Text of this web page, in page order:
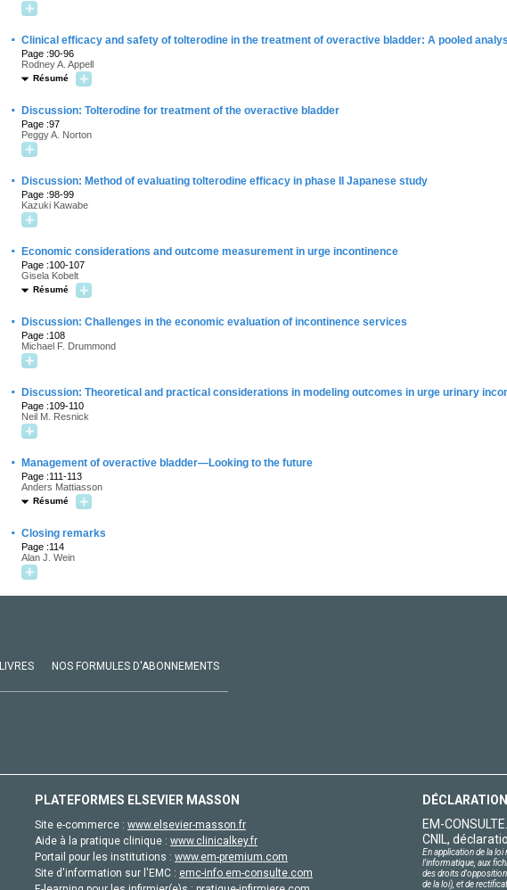
· Clinical efficacy and safety of tolterodine in the treatment of overactive bladder: A pooled
Page :90-96
Rodney A. Appell
Résumé
· Discussion: Tolterodine for treatment of the overactive bladder
Page :97
Peggy A. Norton
· Discussion: Method of evaluating tolterodine efficacy in phase II Japanese study
Page :98-99
Kazuki Kawabe
· Economic considerations and outcome measurement in urge incontinence
Page :100-107
Gisela Kobelt
Résumé
· Discussion: Challenges in the economic evaluation of incontinence services
Page :108
Michael F. Drummond
· Discussion: Theoretical and practical considerations in modeling outcomes in urge urinary
Page :109-110
Neil M. Resnick
· Management of overactive bladder—Looking to the future
Page :111-113
Anders Mattiasson
Résumé
· Closing remarks
Page :114
Alan J. Wein
LIVRES NOS FORMULES D'ABONNEMENTS
PLATEFORMES ELSEVIER MASSON
Site e-commerce : www.elsevier-masson.fr
Aide à la pratique clinique : www.clinicalkey.fr
Portail pour les institutions : www.em-premium.com
Site d'information sur l'EMC : emc-info.em-consulte.com
EM-
CNIL,
En application de la loi
l'informatique, aux
des droits d'opposition
de la loi), et de